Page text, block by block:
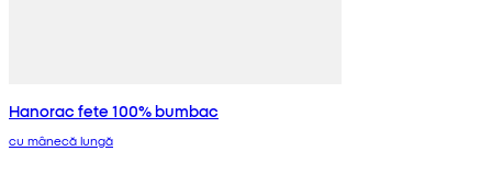
Hanorac fete 100% bumbac
cu mânecă lungă